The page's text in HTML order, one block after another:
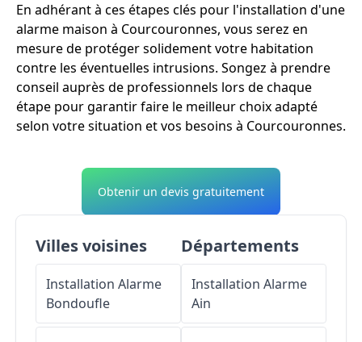
En adhérant à ces étapes clés pour l'installation d'une
alarme maison à Courcouronnes, vous serez en
mesure de protéger solidement votre habitation
contre les éventuelles intrusions. Songez à prendre
conseil auprès de professionnels lors de chaque
étape pour garantir faire le meilleur choix adapté
selon votre situation et vos besoins à Courcouronnes.
Obtenir un devis gratuitement
Villes voisines
Installation Alarme
Bondoufle
Départements
Installation Alarme
Ain